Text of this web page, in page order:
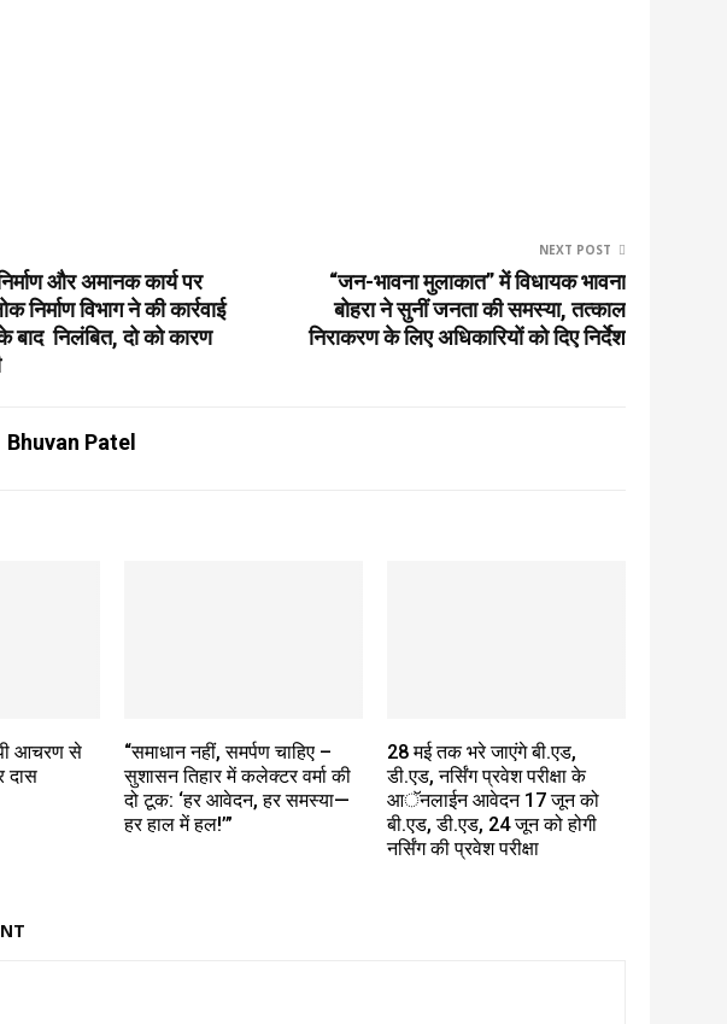
और अमानक कार्य पर
निर्माण विभाग ने की कार्रवाई
बाद निलंबित, दो को कारण
NEXT POST
“जन-भावना मुलाकात” में विधायक भावना
बोहरा ने सुनीं जनता की समस्या, तत्काल
निराकरण के लिए अधिकारियों को दिए निर्देश
Bhuvan Patel
आचरण से
दास
“समाधान नहीं, समर्पण चाहिए –
सुशासन तिहार में कलेक्टर वर्मा की
दो टूक: ‘हर आवेदन, हर समस्या—
हर हाल में हल!’”
28 मई तक भरे जाएंगे बी.एड,
डी.एड, नर्सिंग प्रवेश परीक्षा के
आॅनलाईन आवेदन 17 जून को
बी.एड, डी.एड, 24 जून को होगी
नर्सिंग की प्रवेश परीक्षा